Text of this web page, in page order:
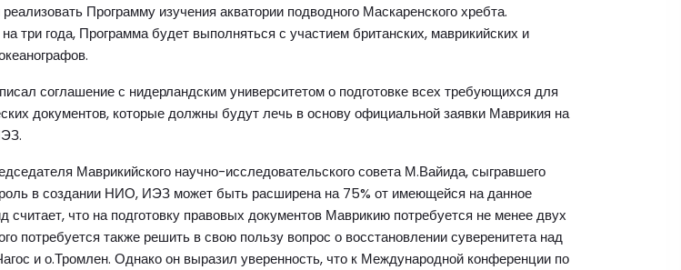
реализовать Программу изучения акватории подводного Маскаренского хребта.
три года, Программа будет выполняться с участием британских, маврикийских и
соглашение с нидерландским университетом о подготовке всех требующихся для
документов, которые должны будут лечь в основу официальной заявки Маврикия на
Маврикийского научно-исследовательского совета М.Вайида, сыгравшего
в создании НИО, ИЭЗ может быть расширена на 75% от имеющейся на данное
считает, что на подготовку правовых документов Маврикию потребуется не менее двух
потребуется также решить в свою пользу вопрос о восстановлении суверенитета над
и о.Тромлен. Однако он выразил уверенность, что к Международной конференции по